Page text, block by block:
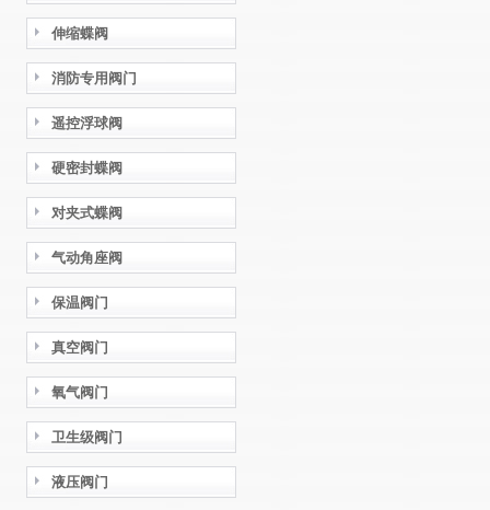
伸缩蝶阀
消防专用阀门
遥控浮球阀
硬密封蝶阀
对夹式蝶阀
气动角座阀
保温阀门
真空阀门
氧气阀门
卫生级阀门
液压阀门